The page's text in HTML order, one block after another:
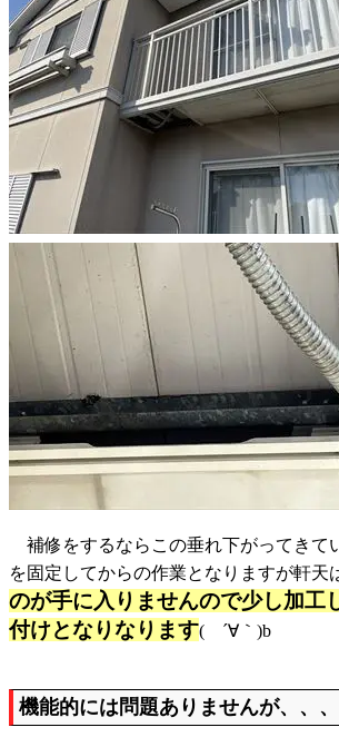
補修をするならこの垂れ下がってきて
を固定してからの作業となりますが軒天
のが手に入りませんので少し加工
付けとなりなります( ´∀｀)b
機能的には問題ありませんが、、、